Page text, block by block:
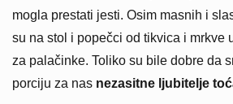
mogla prestati jesti. Osim masnih i
su na stol i popečci od tikvica i mrkve
za palačinke. Toliko su bile dobre da
porciju za nas nezasitne ljubitelje